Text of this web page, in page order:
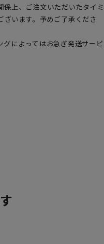
上、ご注文いただいたタイミ
います。予めご了承くださ
によってはお急ぎ発送サービ